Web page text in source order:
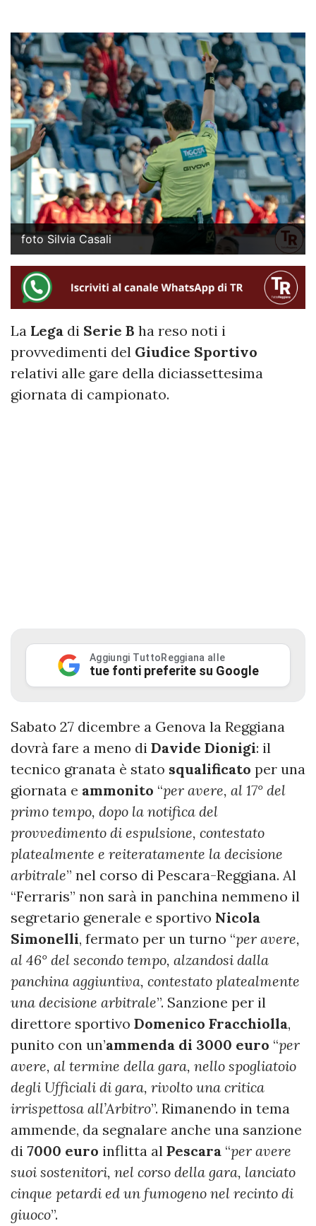
foto Silvia Casali
La Lega di Serie B ha reso noti i
provvedimenti del Giudice Sportivo
relativi alle gare della diciassettesima
giornata di campionato.
Aggiungi TuttoReggiana alle
tue fonti preferite su Google
Sabato 27 dicembre a Genova la Reggiana
dovrà fare a meno di Davide Dionigi: il
tecnico granata è stato squalificato per una
giornata e ammonito “per avere, al 17° del
primo tempo, dopo la notifica del
provvedimento di espulsione, contestato
platealmente e reiteratamente la decisione
arbitrale” nel corso di Pescara-Reggiana. Al
“Ferraris” non sarà in panchina nemmeno il
segretario generale e sportivo Nicola
Simonelli, fermato per un turno “per avere,
al 46° del secondo tempo, alzandosi dalla
panchina aggiuntiva, contestato platealmente
una decisione arbitrale”. Sanzione per il
direttore sportivo Domenico Fracchiolla,
punito con un’ammenda di 3000 euro “per
avere, al termine della gara, nello spogliatoio
degli Ufficiali di gara, rivolto una critica
irrispettosa all’Arbitro”. Rimanendo in tema
ammende, da segnalare anche una sanzione
di 7000 euro inflitta al Pescara “per avere
suoi sostenitori, nel corso della gara, lanciato
cinque petardi ed un fumogeno nel recinto di
giuoco”.